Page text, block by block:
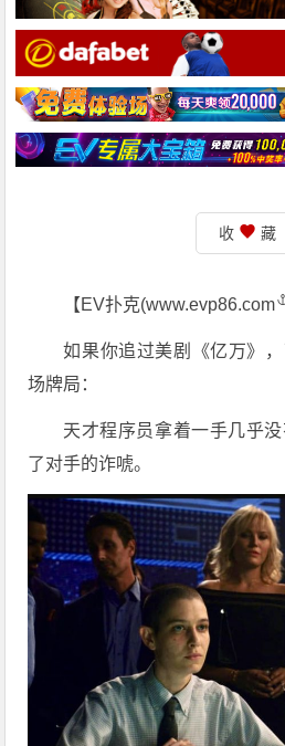
收 藏
【EV扑克(www.evp86.com
如果你追过美剧《亿万》
场牌局：
天才程序员拿着一手几乎
了对手的诈唬。